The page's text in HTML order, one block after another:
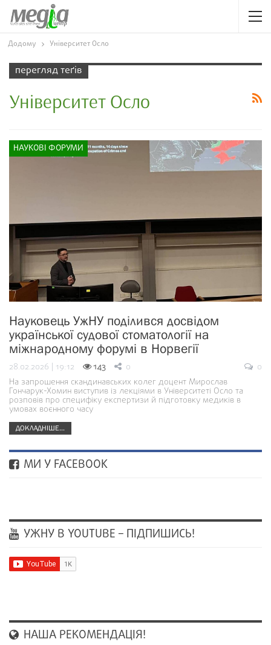
Додому Університет Осло
перегляд теґів
Університет Осло
НАУКОВІ ФОРУМИ
Науковець УжНУ поділився досвідом
української судової стоматології на
міжнародному форумі в Норвегії
28.02.2026 | 19:12 143 0
0
На запрошення скандинавських колег доцент Мирослав
Гончарук-Хомин виступив із лекціями в Університеті Осло та
розповів про специфіку експертизи й підготовку медиків в
умовах воєнного часу
ДОКЛАДНІШЕ...
МИ У FACEBOOK
УЖНУ В YOUTUBE – ПІДПИШИСЬ!
НАША РЕКОМЕНДАЦІЯ!